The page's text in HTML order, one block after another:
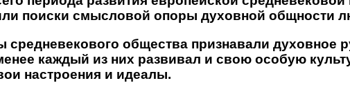
поиски смысловой опоры духовной общности
средневекового общества признавали духовное
каждый из них развивал и свою особую
настроения и идеалы.